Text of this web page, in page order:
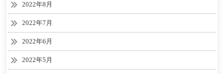
2022年8月
2022年7月
2022年6月
2022年5月